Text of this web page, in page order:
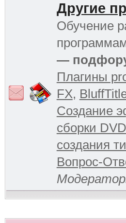
Другие
Обучение
—
Плагины
FX,
Создание
сборки DVD
создания
Вопрос-